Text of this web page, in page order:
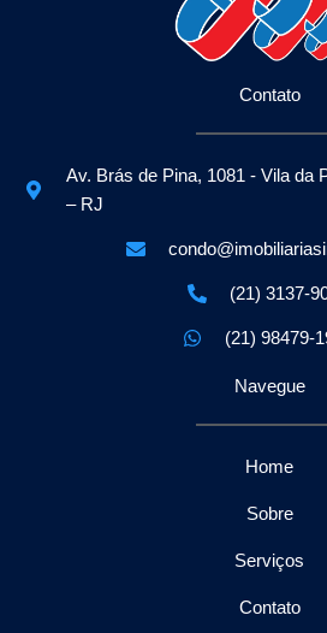
Contato
Av. Brás de Pina, 1081 - Vila da
– RJ
(21) 3137-
(21) 98479-
Navegue
Home
Sobre
Serviços
Contato